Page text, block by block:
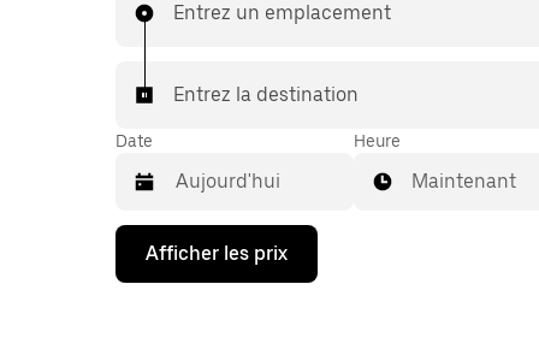
Entrez un emplacement
Entrez la destination
Date
Appuyez
la
Heure
Maintenant
Afficher les prix